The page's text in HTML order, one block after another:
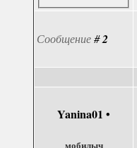
Сообщение#2
Yanina01 •